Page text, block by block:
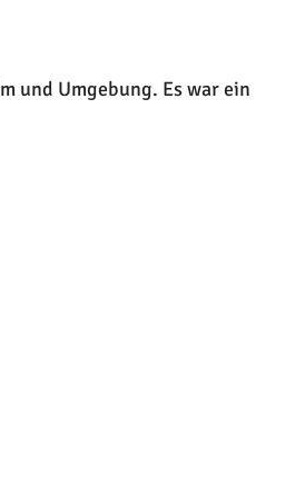
und Umgebung. Es war ein